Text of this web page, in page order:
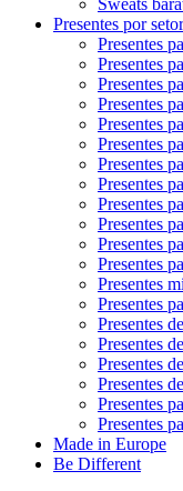
Sweats
Presentes por setor
Presentes
Presentes
Presentes
Presentes
Presentes
Presentes
Presentes
Presentes
Presentes
Presentes
Presentes
Presentes
Presentes
Presentes
Presentes
Presentes
Presentes
Presentes
Presentes
Presentes
Made in Europe
Be Different